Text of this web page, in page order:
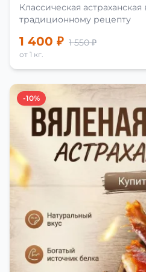
Классическая
традиционному рецепту
1 400 ₽ 1 550 ₽
от 1 кг.
-10%